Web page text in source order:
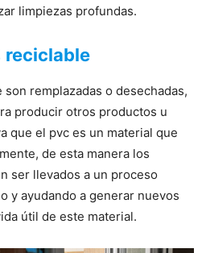
limpiezas profundas.
reciclable
son remplazadas o desechadas,
producir otros productos u
que el pvc es un material que
de esta manera los
ser llevados a un proceso
y ayudando a generar nuevos
útil de este material.